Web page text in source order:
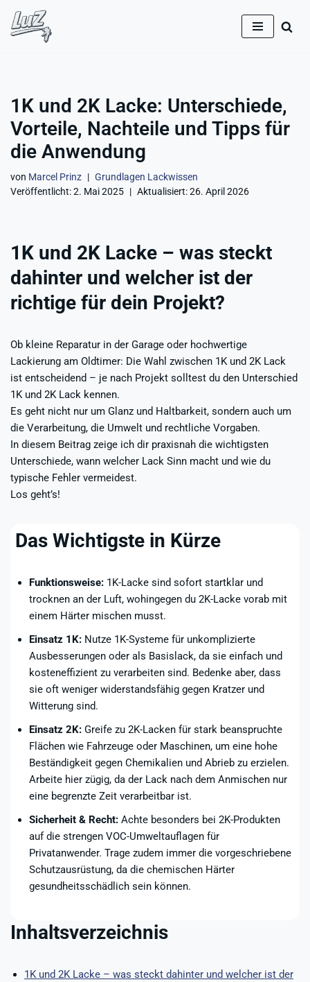
Zum
1K und 2K Lacke: Unterschiede,
Vorteile, Nachteile und Tipps für
die Anwendung
von Marcel Prinz
Grundlagen Lackwissen
Veröffentlicht:2. Mai 2025 Aktualisiert:26. April 2026
1K und 2K Lacke – was steckt
dahinter und welcher ist der
richtige für dein Projekt?
Ob kleine Reparatur in der Garage oder hochwertige
Lackierung am Oldtimer: Die Wahl zwischen 1K und 2K Lack
ist entscheidend – je nach Projekt solltest du den Unterschied
1K und 2K Lack kennen.
Es geht nicht nur um Glanz und Haltbarkeit, sondern auch um
die Verarbeitung, die Umwelt und rechtliche Vorgaben.
In diesem Beitrag zeige ich dir praxisnah die wichtigsten
Unterschiede, wann welcher Lack Sinn macht und wie du
typische Fehler vermeidest.
Los geht’s!
Das Wichtigste in Kürze
Funktionsweise: 1K-Lacke sind sofort startklar und
trocknen an der Luft, wohingegen du 2K-Lacke vorab mit
einem Härter mischen musst.
Einsatz 1K: Nutze 1K-Systeme für unkomplizierte
Ausbesserungen oder als Basislack, da sie einfach und
kosteneffizient zu verarbeiten sind. Bedenke aber, dass
sie oft weniger widerstandsfähig gegen Kratzer und
Witterung sind.
Einsatz 2K: Greife zu 2K-Lacken für stark beanspruchte
Flächen wie Fahrzeuge oder Maschinen, um eine hohe
Beständigkeit gegen Chemikalien und Abrieb zu erzielen.
Arbeite hier zügig, da der Lack nach dem Anmischen nur
eine begrenzte Zeit verarbeitbar ist.
Sicherheit & Recht: Achte besonders bei 2K-Produkten
auf die strengen VOC-Umweltauflagen für
Privatanwender. Trage zudem immer die vorgeschriebene
Schutzausrüstung, da die chemischen Härter
gesundheitsschädlich sein können.
Inhaltsverzeichnis
1K und 2K Lacke – was steckt dahinter und welcher ist der